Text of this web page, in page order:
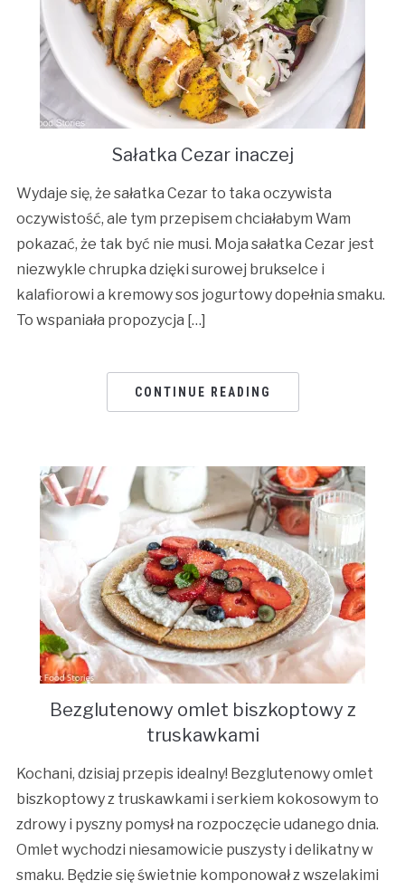
Sałatka Cezar inaczej
Wydaje się, że sałatka Cezar to taka oczywista
oczywistość, ale tym przepisem chciałabym Wam
pokazać, że tak być nie musi. Moja sałatka Cezar jest
niezwykle chrupka dzięki surowej brukselce i
kalafiorowi a kremowy sos jogurtowy dopełnia smaku.
To wspaniała propozycja […]
CONTINUE READING
Bezglutenowy omlet biszkoptowy z
truskawkami
Kochani, dzisiaj przepis idealny! Bezglutenowy omlet
biszkoptowy z truskawkami i serkiem kokosowym to
zdrowy i pyszny pomysł na rozpoczęcie udanego dnia.
Omlet wychodzi niesamowicie puszysty i delikatny w
smaku. Będzie się świetnie komponował z wszelakimi